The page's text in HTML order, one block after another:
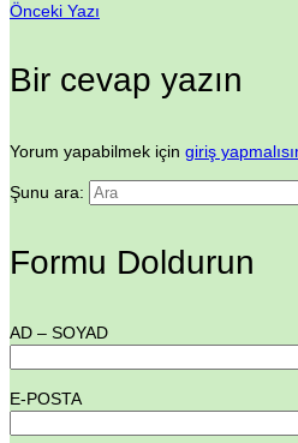
Önceki Yazı
Bir cevap yazın
Yorum yapabilmek için giriş
Şunu ara:
Formu Doldurun
AD – SOYAD
E-POSTA